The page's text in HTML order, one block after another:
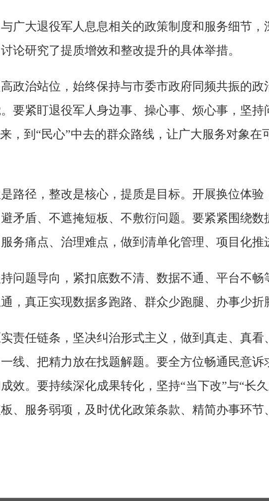
广大退役军人息息相关的政策制度和服务细节
论研究了提质增效和整改提升的具体举措。
政治站位，始终保持与市委市政府同频共振的
要紧盯退役军人身边事、操心事、烦心事，坚持
，到“民心”中去的群众路线，让广大服务对象在
路径，整改是核心，提质是目标。开展换位体
矛盾、不遮掩短板、不敷衍问题。要紧紧围绕
务痛点、治理难点，做到清单化管理、项目化推
问题导向，紧扣底数不清、数据不通、平台不
，真正实现数据多跑路、群众少跑腿、办事少折
责任链条，坚决纠治形式主义，做到真走、真
线、把精力放在找题解题。要全方位畅通民意
效。要持续深化成果转化，坚持“当下改”与“长
、服务弱项，及时优化政策条款、精简办事环